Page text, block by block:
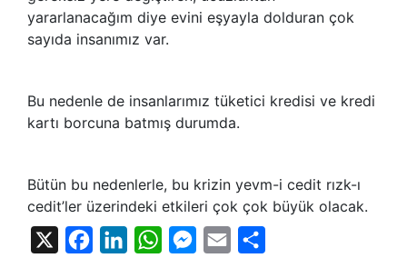
yararlanacağım diye evini eşyayla dolduran çok
sayıda insanımız var.
Bu nedenle de insanlarımız tüketici kredisi ve kredi
kartı borcuna batmış durumda.
Bütün bu nedenlerle, bu krizin yevm-i cedit rızk-ı
cedit’ler üzerindeki etkileri çok çok büyük olacak.
FacebookLinkedInWhatsAppMessenger
Email